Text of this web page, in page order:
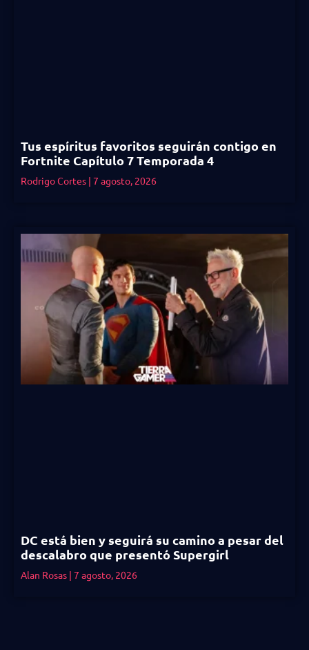
Tus espíritus favoritos seguirán contigo en
Fortnite Capítulo 7 Temporada 4
Rodrigo Cortes 7 agosto, 2026
DC está bien y seguirá su camino a pesar del
descalabro que presentó Supergirl
Alan Rosas 7 agosto, 2026